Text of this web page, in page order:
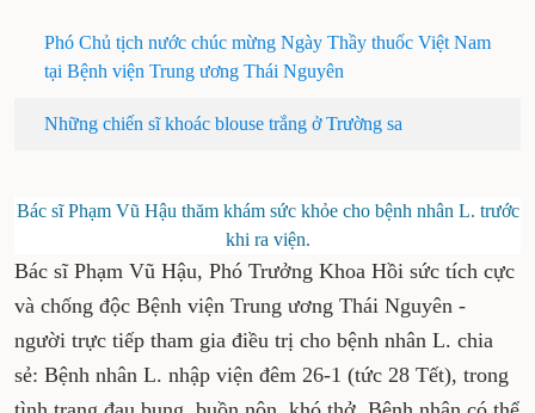
Phó Chủ tịch nước chúc mừng Ngày Thầy thuốc Việt Nam
tại Bệnh viện Trung ương Thái Nguyên
Những chiến sĩ khoác blouse trắng ở Trường sa
Bác sĩ Phạm Vũ Hậu thăm khám sức khỏe cho bệnh nhân L. trước
khi ra viện.
Bác sĩ Phạm Vũ Hậu, Phó Trưởng Khoa Hồi sức tích cực
và chống độc Bệnh viện Trung ương Thái Nguyên -
người trực tiếp tham gia điều trị cho bệnh nhân L. chia
sẻ: Bệnh nhân L. nhập viện đêm 26-1 (tức 28 Tết), trong